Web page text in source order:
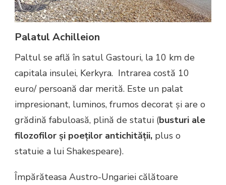
Palatul Achilleion
Paltul se află în satul Gastouri, la 10 km de
capitala insulei, Kerkyra. Intrarea costă 10
euro/ persoană dar merită. Este un palat
impresionant, luminos, frumos decorat și are o
grădină fabuloasă, plină de statui (busturi ale
filozofilor și poeților antichității, plus o
statuie a lui Shakespeare).
Împărăteasa Austro-Ungariei călătoare